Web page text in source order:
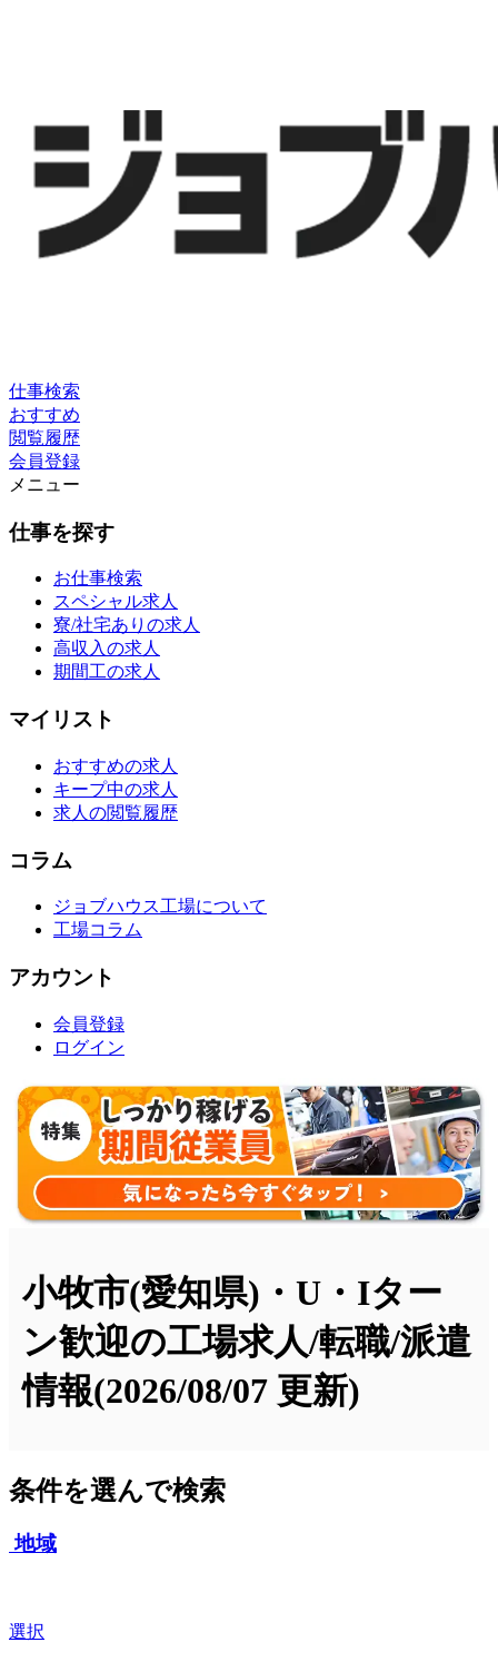
仕事検索
おすすめ
閲覧履歴
会員登録
メニュー
仕事を探す
お仕事検索
スペシャル求人
寮/社宅ありの求人
高収入の求人
期間工の求人
マイリスト
おすすめの求人
キープ中の求人
求人の閲覧履歴
コラム
ジョブハウス工場について
工場コラム
アカウント
会員登録
ログイン
小牧市(愛知県)・U・Iター
ン歓迎の工場求人/転職/派遣
情報(2026/08/07 更新)
条件を選んで検索
地域
選択